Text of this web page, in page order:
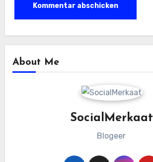
About Me
SocialMerkaat
Blogeer